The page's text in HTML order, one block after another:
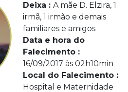
Deixa : A mãe D. Elzira, 1
irmã, 1 irmão e demais
familiares e amigos
Data e hora do
Falecimento :
16/09/2017 às 02h10min
Local do Falecimento :
Hospital e Maternidade